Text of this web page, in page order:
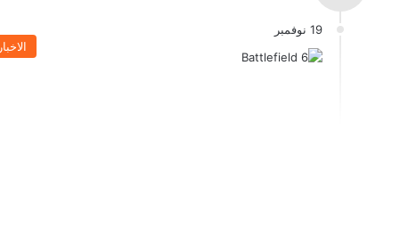
19 نوفمبر
الاخبار